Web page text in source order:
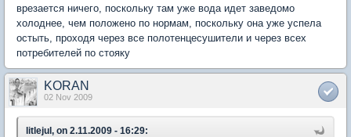
врезается ничего, поскольку там уже вода идет заведомо
холоднее, чем положено по нормам, поскольку она уже успела
остыть, проходя через все полотенцесушители и через всех
потребителей по стояку
KORAN
02 Nov 2009
litlejul, on 2.11.2009 - 16:29: